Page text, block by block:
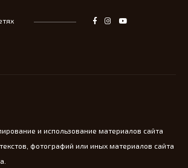
Тарелка для
13 800₽
и использование материалов сайта
фотографий или иных материалов сайта